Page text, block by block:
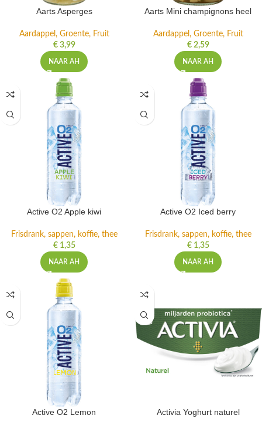
Aarts Asperges
Aardappel, Groente, Fruit
€3,99
NAAR AH
Aarts Mini champignons heel
Aardappel, Groente, Fruit
€2,59
NAAR AH
Active O2 Apple kiwi
Frisdrank, sappen, koffie, thee
€1,35
NAAR AH
Active O2 Iced berry
Frisdrank, sappen, koffie, thee
€1,35
NAAR AH
Active O2 Lemon Activia Yoghurt naturel